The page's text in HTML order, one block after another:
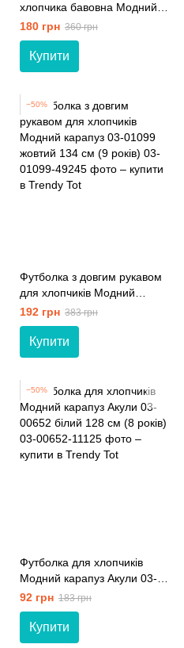
хлопчика бавовна Модний
карапуз 03-00591 сірий
світлий 104 см (4 роки)
180 грн 360 грн
Купити
−50%
Футболка з довгим рукавом
для хлопчиків Модний
карапуз 03-01099 жовтий
134 см (9 років)
192 грн 383 грн
Купити
−50%
Футболка для хлопчиків
Модний карапуз Акули 03-
00652 білий 128 см (8 років)
92 грн 183 грн
Купити